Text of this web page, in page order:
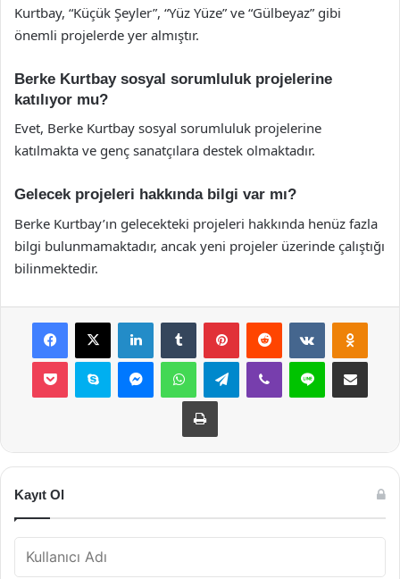
Kurtbay, “Küçük Şeyler”, “Yüz Yüze” ve “Gülbeyaz” gibi
önemli projelerde yer almıştır.
Berke Kurtbay sosyal sorumluluk projelerine
katılıyor mu?
Evet, Berke Kurtbay sosyal sorumluluk projelerine
katılmakta ve genç sanatçılara destek olmaktadır.
Gelecek projeleri hakkında bilgi var mı?
Berke Kurtbay’ın gelecekteki projeleri hakkında henüz fazla
bilgi bulunmamaktadır, ancak yeni projeler üzerinde çalıştığı
bilinmektedir.
Facebook
X LinkedInTumblr PinterestReddit VKontakte
Pocket Skype MessengerWhatsAppTelegramViber Line E-Posta ile
Yazdır
Kayıt Ol